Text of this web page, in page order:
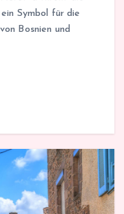
Symbol für die
Bosnien und